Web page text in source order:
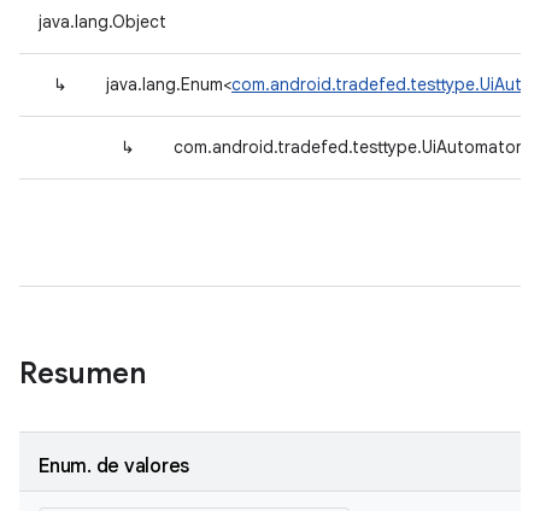
java.lang.Object
↳ java.lang.Enum<
↳
Resumen
Enum. de valores